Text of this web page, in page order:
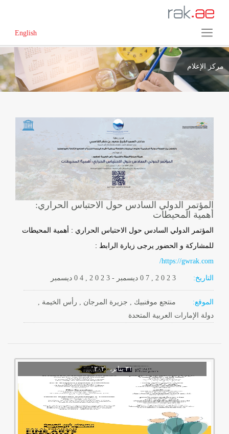
English
مركز الإعلام
المؤتمر الدولي السادس حول الاحتباس الحراري:
أهمية المحيطات
المؤتمر الدولي السادس حول الاحتباس الحراري : أهمية المحيطات
للمشاركة و الحضور يرجى زيارة الرابط :
https://gwrak.com/
التاريخ: ديسمبر 0 4 , 2 0 2 3- ديسمبر 0 7 , 2 0 2 3
الموقع:
منتجع موفنبيك , جزيرة المرجان , رأس الخيمة ,
دولة الإمارات العربية المتحدة
‏٣١ يناير، ٢٠٢٠‏ ‏'‏